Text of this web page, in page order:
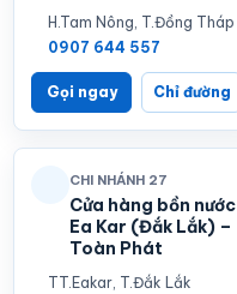
H.Tam Nông, T.Đồng Tháp
0907 644 557
Gọi ngay Chỉ đường
CHI NHÁNH 27
Cửa hàng bồn nước
Ea Kar (Đắk Lắk) –
Toàn Phát
TT.Eakar, T.Đắk Lắk